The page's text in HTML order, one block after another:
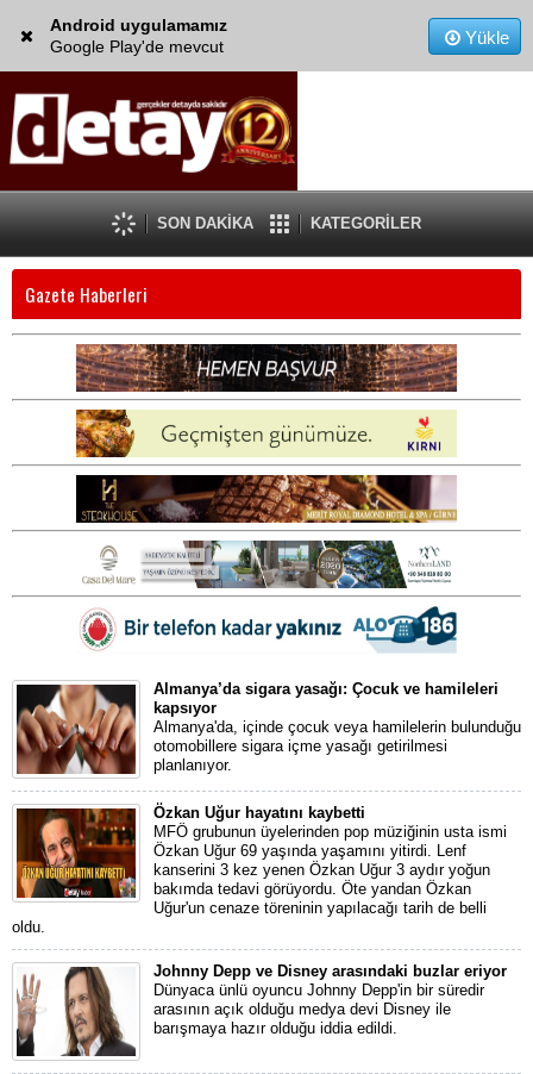
Android uygulamamız
Google Play'de mevcut
Yükle
SON DAKİKA KATEGORİLER
Gazete Haberleri
Almanya’da sigara yasağı: Çocuk ve hamileleri
kapsıyor
Almanya'da, içinde çocuk veya hamilelerin bulunduğu
otomobillere sigara içme yasağı getirilmesi
planlanıyor.
Özkan Uğur hayatını kaybetti
MFÖ grubunun üyelerinden pop müziğinin usta ismi
Özkan Uğur 69 yaşında yaşamını yitirdi. Lenf
kanserini 3 kez yenen Özkan Uğur 3 aydır yoğun
bakımda tedavi görüyordu. Öte yandan Özkan
Uğur'un cenaze töreninin yapılacağı tarih de belli
oldu.
Johnny Depp ve Disney arasındaki buzlar eriyor
Dünyaca ünlü oyuncu Johnny Depp'in bir süredir
arasının açık olduğu medya devi Disney ile
barışmaya hazır olduğu iddia edildi.